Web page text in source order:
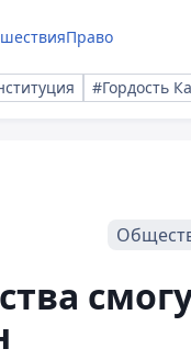
Право
#Гордость